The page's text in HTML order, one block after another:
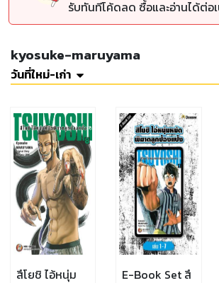
รับทันทีโค้ดลด ซื้อและอ่านได้ต่อ
kyosuke-maruyama
วันที่ใหม่-เก่า
สึโยชิ ไอ้หนุ่ม
E-Book Set สึ